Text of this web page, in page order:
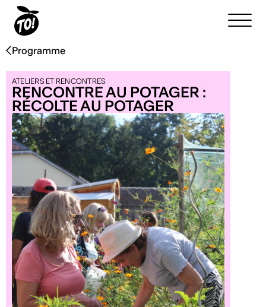
Programme
ATELIERS ET RENCONTRES
RENCONTRE AU POTAGER :
RÉCOLTE AU POTAGER